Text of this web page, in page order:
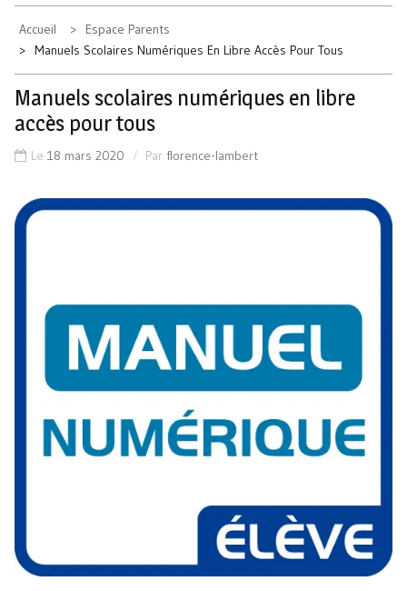
Accueil
Espace Parents
Manuels Scolaires Numériques En Libre Accès Pour Tous
Manuels scolaires numériques en libre
accès pour tous
Le 18 mars 2020 Par florence-lambert